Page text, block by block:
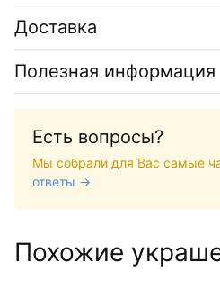
Доставка
Полезная информация
Есть вопросы?
Мы собрали для Вас самые
ответы →
Похожие